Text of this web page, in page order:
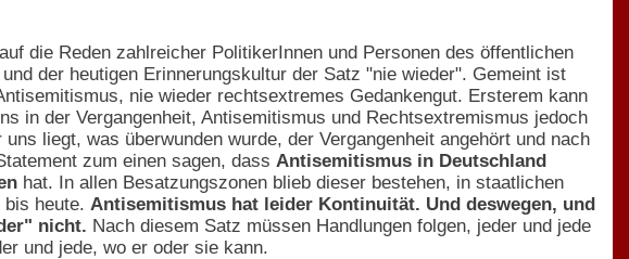
die Reden zahlreicher PolitikerInnen und Personen des öffentlichen
der heutigen Erinnerungskultur der Satz "nie wieder". Gemeint ist
nie wieder rechtsextremes Gedankengut. Ersterem kann
in der Vergangenheit, Antisemitismus und Rechtsextremismus jedoch
liegt, was überwunden wurde, der Vergangenheit angehört und nach
zum einen sagen, dass Antisemitismus in Deutschland
hat. In allen Besatzungszonen blieb dieser bestehen, in staatlichen
heute. Antisemitismus hat leider Kontinuität. Und deswegen, und
nicht. Nach diesem Satz müssen Handlungen folgen, jeder und jede
und jede, wo er oder sie kann.